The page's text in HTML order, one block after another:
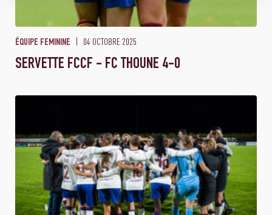
ÉQUIPE FEMININE 04 OCTOBRE 2025
SERVETTE FCCF - FC THOUNE 4-0